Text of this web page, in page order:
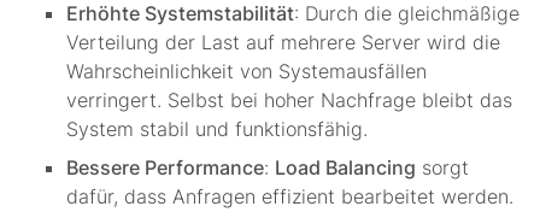
Erhöhte Systemstabilität: Durch die gleichmäßige
Verteilung der Last auf mehrere Server wird die
Wahrscheinlichkeit von Systemausfällen
verringert. Selbst bei hoher Nachfrage bleibt das
System stabil und funktionsfähig.
Bessere Performance: Load Balancing sorgt
dafür, dass Anfragen effizient bearbeitet werden.